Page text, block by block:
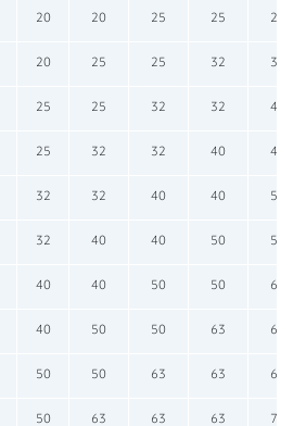
20 20 25 25 25
20 25 25 32 32
25 25 32 32 40
25 32 32 40 40
32 32 40 40 50
32 40 40 50 50
40 40 50 50 63
40 50 50 63 63
50 50 63 63 63
50 63 63 63 75